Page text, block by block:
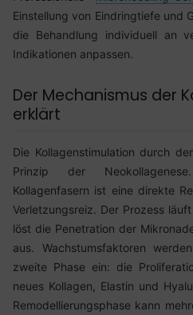
Einstellung von Eindringtiefe und
die Behandlung individuell an
Indikationen anpassen.
Der Mechanismus der
erklärt
Die Kollagenstimulation durch
Prinzip der
Kollagenfasern ist eine direkte
Verletzungsreiz. Der Prozess
löst die Penetration der
aus. Wachstumsfaktoren
zweite Phase ein: die
neues Kollagen, Elastin und
Remodellierungsphase kann